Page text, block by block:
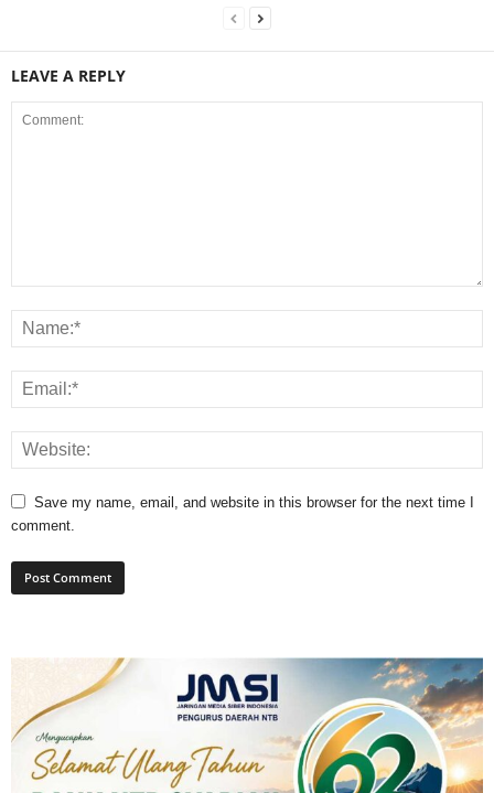
LEAVE A REPLY
Save my name, email, and website in this browser for the next time I
comment.